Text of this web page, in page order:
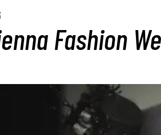
Fashion